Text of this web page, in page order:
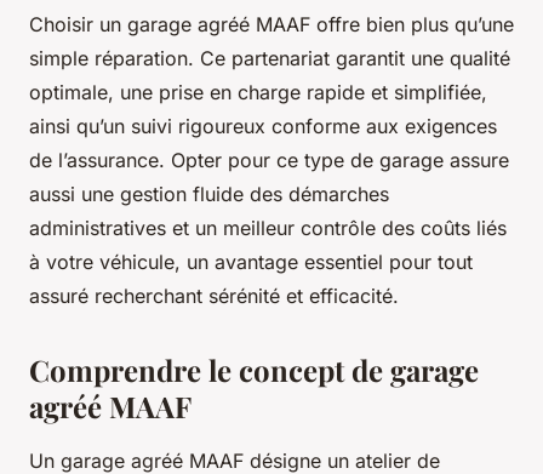
Choisir un garage agréé MAAF offre bien plus qu’une
simple réparation. Ce partenariat garantit une qualité
optimale, une prise en charge rapide et simplifiée,
ainsi qu’un suivi rigoureux conforme aux exigences
de l’assurance. Opter pour ce type de garage assure
aussi une gestion fluide des démarches
administratives et un meilleur contrôle des coûts liés
à votre véhicule, un avantage essentiel pour tout
assuré recherchant sérénité et efficacité.
Comprendre le concept de garage
agréé MAAF
Un garage agréé MAAF désigne un atelier de